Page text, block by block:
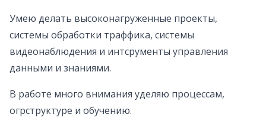
Умею делать высоконагруженные проекты,
системы обработки траффика, системы
видеонаблюдения и интсрументы управления
данными и знаниями.
В работе много внимания уделяю процессам,
огрструктуре и обучению.